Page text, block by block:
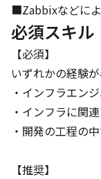
■Zabbixなどに
必須スキル
【必須】
いずれかの経験
・インフラエン
・インフラに関
・開発の工程の
【推奨】